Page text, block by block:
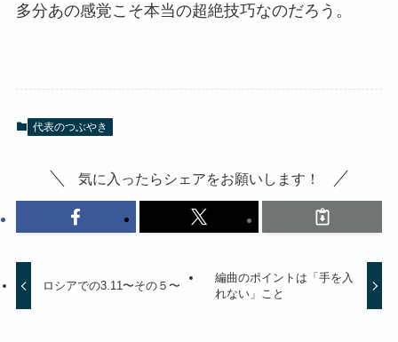
多分あの感覚こそ本当の超絶技巧なのだろう。
代表のつぶやき
気に入ったらシェアをお願いします！
ロシアでの3.11〜その５〜
編曲のポイントは「手を入
れない」こと